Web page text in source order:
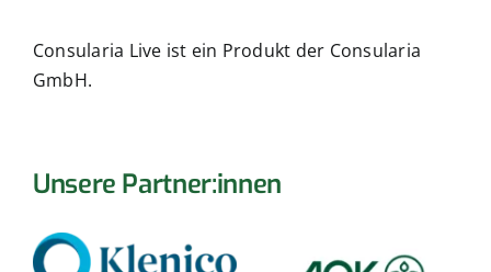
Consularia Live ist ein Produkt der Consularia
GmbH.
Unsere Partner:innen